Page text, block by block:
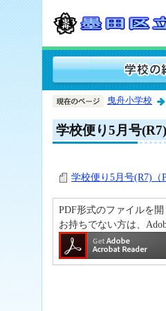
曳舟小学校
学校便り5月号(R7)
学校便り5月号(R7)（
PDF形式のファイルを開
お持ちでない方は、